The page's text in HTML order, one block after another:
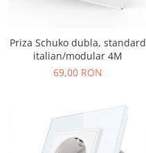
KIA
MERCEDES
OPEL / VAUXHALL
PEUGEOT
Priza Schuko dubla, standard
italian/modular 4M
69,00 RON